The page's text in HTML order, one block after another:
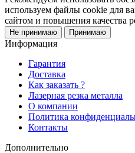
используем файлы cookie для
сайтом и повышения качества
Не принимаю Принимаю
Информация
Гарантия
Доставка
Как заказать ?
Лазерная резка металла
О компании
Политика
Контакты
Дополнительно